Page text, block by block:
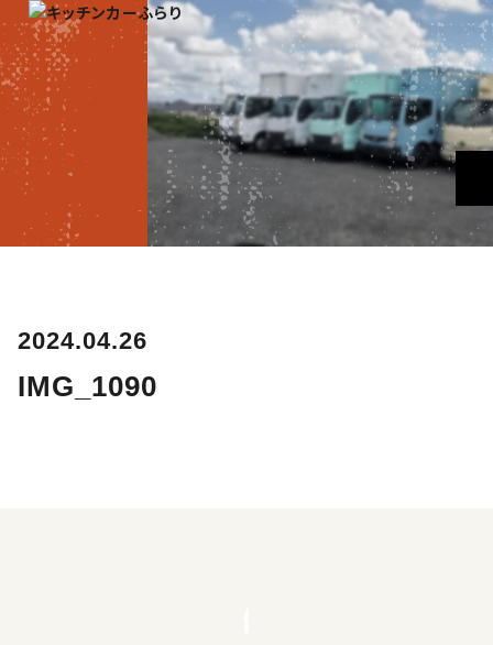
2024.04.26
IMG_1090